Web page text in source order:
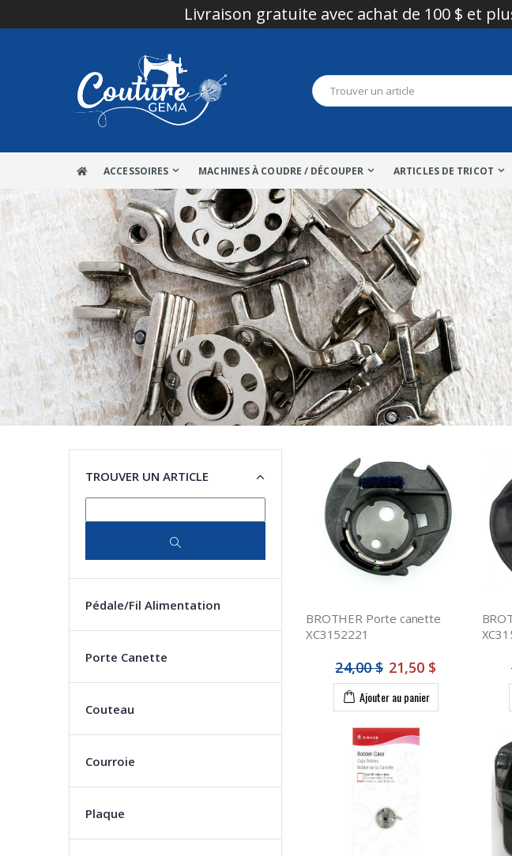
Livraison gratuite avec achat de 100 $ et
ACCESSOIRES MACHINES À COUDRE / DÉCOUPER ARTICLES DE TRICOT
BROTHER Porte canette
XC3152221
24,00 $ 21,50 $
Ajouter au panier
TROUVER UN ARTICLE
Pédale/Fil Alimentation
Porte Canette
Couteau
Courroie
Plaque